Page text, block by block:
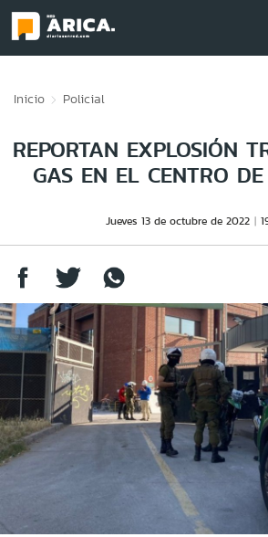
Inicio Policial
REPORTAN EXPLOSIÓN
GAS EN EL CENTRO
Jueves 13 de octubre de 2022